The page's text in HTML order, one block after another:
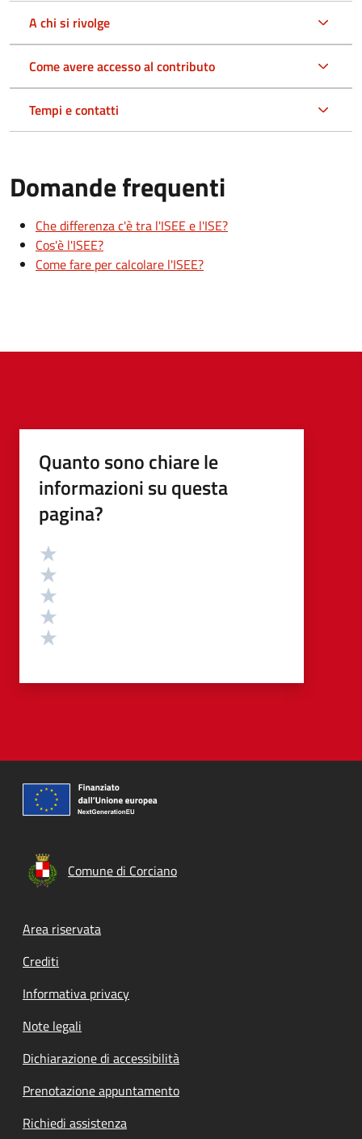
A chi si rivolge
Come avere accesso al contributo
Tempi e contatti
Domande frequenti
Che differenza c'è tra l'ISEE e l'ISE?
Cos'è l'ISEE?
Come fare per calcolare l'ISEE?
Quanto sono chiare le
informazioni su questa
pagina?
Valutazione
Comune di Corciano
Footer menu
Area riservata
Crediti
Informativa privacy
Note legali
Dichiarazione di accessibilità
Prenotazione appuntamento
Richiedi assistenza